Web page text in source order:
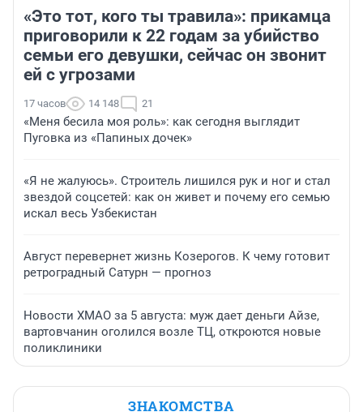
«Это тот, кого ты травила»: прикамца
приговорили к 22 годам за убийство
семьи его девушки, сейчас он звонит
ей с угрозами
17 часов 14 148 21
«Меня бесила моя роль»: как сегодня выглядит
Пуговка из «Папиных дочек»
«Я не жалуюсь». Строитель лишился рук и ног и стал
звездой соцсетей: как он живет и почему его семью
искал весь Узбекистан
Август перевернет жизнь Козерогов. К чему готовит
ретроградный Сатурн — прогноз
Новости ХМАО за 5 августа: муж дает деньги Айзе,
вартовчанин оголился возле ТЦ, откроются новые
поликлиники
ЗНАКОМСТВА